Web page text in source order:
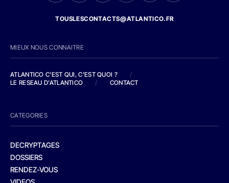
TOUSLESCONTACTS@ATLANTICO.FR
MIEUX NOUS CONNAITRE
ATLANTICO C'EST QUI, C'EST QUOI ?
/
LE RESEAU D'ATLANTICO
/ CONTACT
CATEGORIES
DECRYPTAGES
DOSSIERS
RENDEZ-VOUS